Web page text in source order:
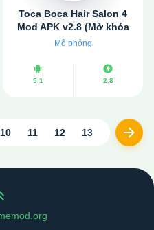
Toca Boca Hair Salon 4
Mod APK v2.8 (Mở khóa
tất cả)
Mô phỏng
5.1 2.8
10 11 12 13 14
15
Next
Scroll up